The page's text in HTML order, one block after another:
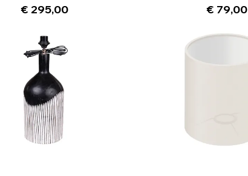
€ 295,00
€ 79,00